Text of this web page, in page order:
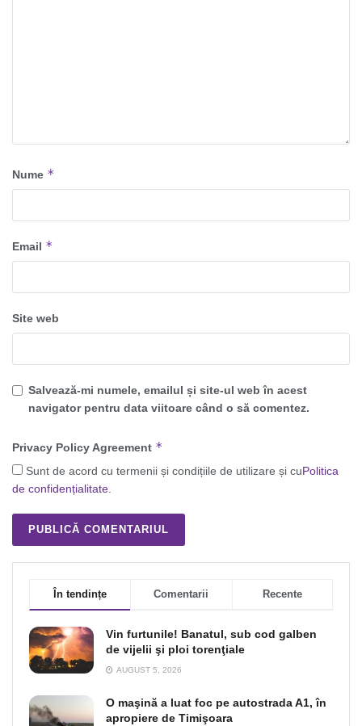
Nume *
Email *
Site web
Salvează-mi numele, emailul și site-ul web în acest
navigator pentru data viitoare când o să comentez.
Privacy Policy Agreement *
Sunt de acord cu termenii și condițiile de utilizare și cuPolitica
de confidențialitate.
În tendințe Comentarii Recente
Vin furtunile! Banatul, sub cod galben
de vijelii şi ploi torenţiale
AUGUST 5, 2026
O maşină a luat foc pe autostrada A1, în
apropiere de Timişoara